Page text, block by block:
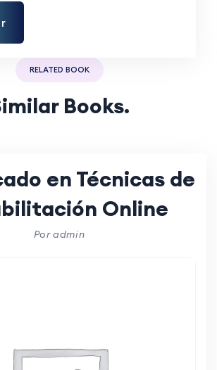
RELATED BOOK
Books.
en Técnicas de
Online
Por admin